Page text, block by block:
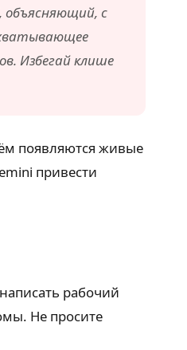
объясняющий, с
Избегай клише
появляются живые
привести
рабочий
Не просите